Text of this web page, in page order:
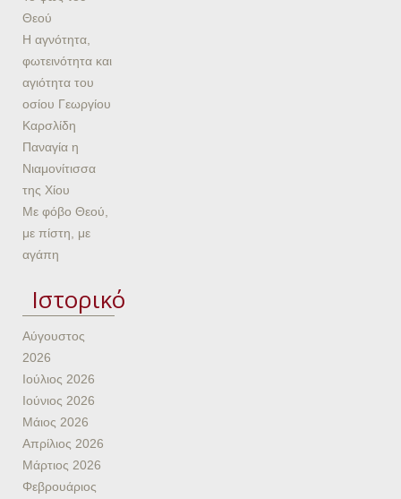
Θεού
Η αγνότητα,
φωτεινότητα και
αγιότητα του
οσίου Γεωργίου
Καρσλίδη
Παναγία η
Νιαμονίτισσα
της Χίου
Με φόβο Θεού,
με πίστη, με
αγάπη
Ιστορικό
Αύγουστος
2026
Ιούλιος 2026
Ιούνιος 2026
Μάιος 2026
Απρίλιος 2026
Μάρτιος 2026
Φεβρουάριος